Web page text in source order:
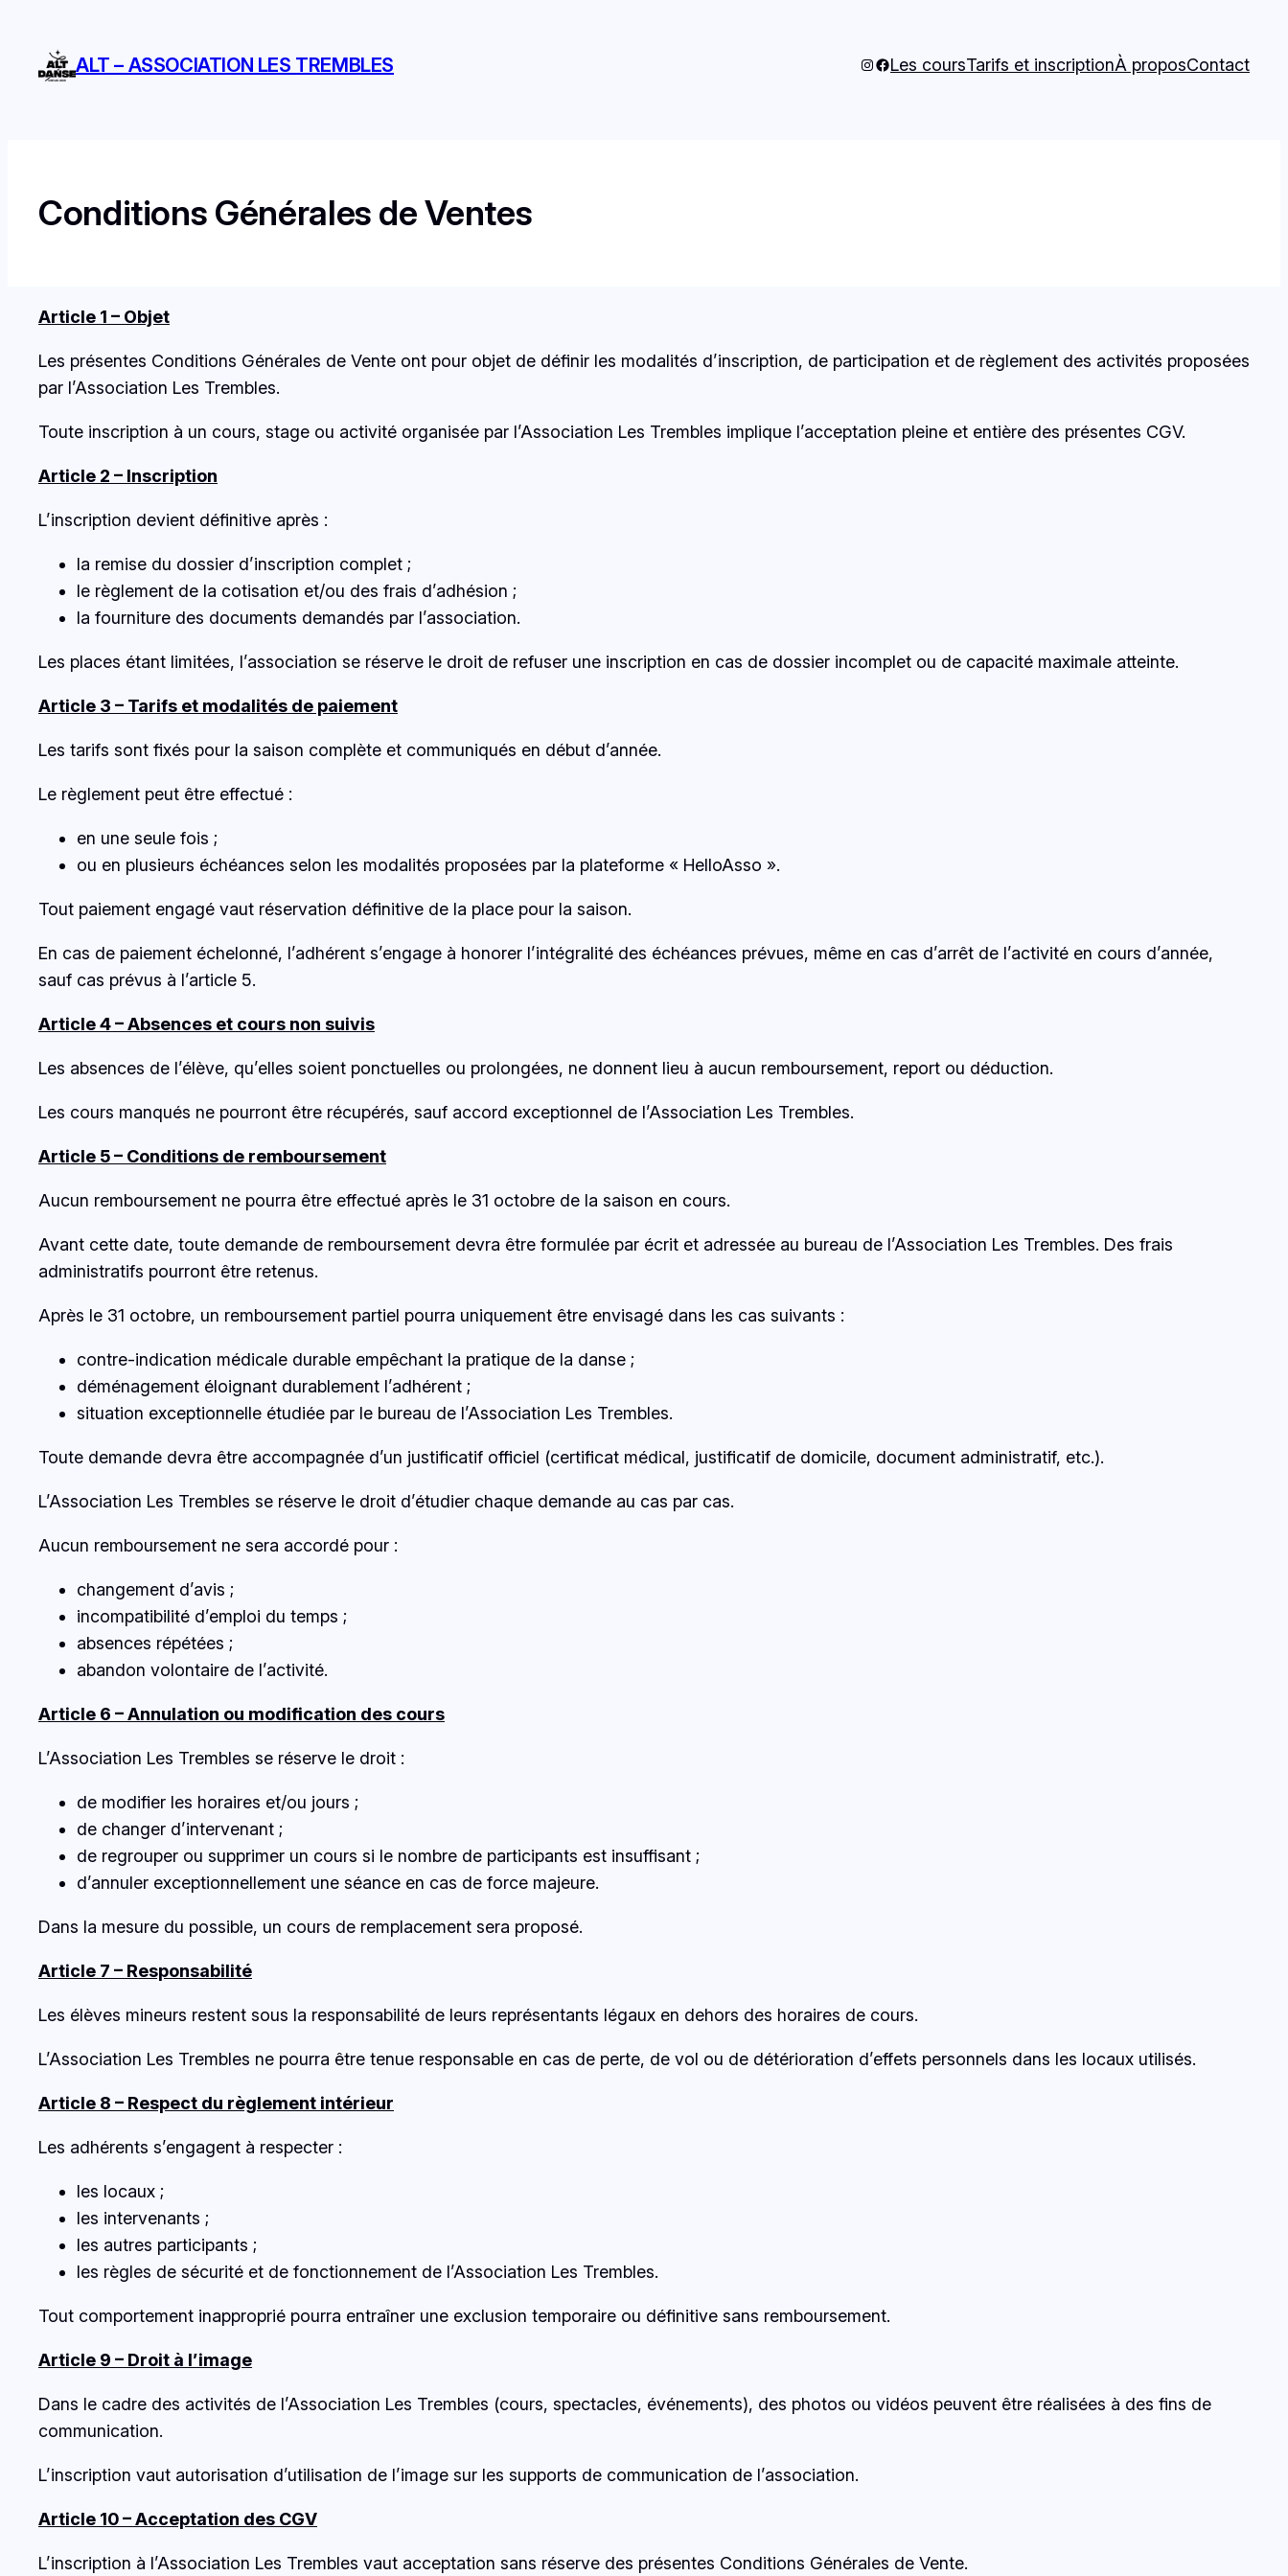
contenu ALT – ASSOCIATION LES TREMBLES Instagram
Facebook
Les coursTarifs et inscriptionÀ proposContact
Conditions Générales de Ventes
Article 1 – Objet
Les présentes Conditions Générales de Vente ont pour objet de définir les modalités d’inscription, de participation et de règlement des activités proposées
par l’Association Les Trembles.
Toute inscription à un cours, stage ou activité organisée par l’Association Les Trembles implique l’acceptation pleine et entière des présentes CGV.
Article 2 – Inscription
L’inscription devient définitive après :
la remise du dossier d’inscription complet ;
le règlement de la cotisation et/ou des frais d’adhésion ;
la fourniture des documents demandés par l’association.
Les places étant limitées, l’association se réserve le droit de refuser une inscription en cas de dossier incomplet ou de capacité maximale atteinte.
Article 3 – Tarifs et modalités de paiement
Les tarifs sont fixés pour la saison complète et communiqués en début d’année.
Le règlement peut être effectué :
en une seule fois ;
ou en plusieurs échéances selon les modalités proposées par la plateforme « HelloAsso ».
Tout paiement engagé vaut réservation définitive de la place pour la saison.
En cas de paiement échelonné, l’adhérent s’engage à honorer l’intégralité des échéances prévues, même en cas d’arrêt de l’activité en cours d’année,
sauf cas prévus à l’article 5.
Article 4 – Absences et cours non suivis
Les absences de l’élève, qu’elles soient ponctuelles ou prolongées, ne donnent lieu à aucun remboursement, report ou déduction.
Les cours manqués ne pourront être récupérés, sauf accord exceptionnel de l’Association Les Trembles.
Article 5 – Conditions de remboursement
Aucun remboursement ne pourra être effectué après le 31 octobre de la saison en cours.
Avant cette date, toute demande de remboursement devra être formulée par écrit et adressée au bureau de l’Association Les Trembles. Des frais
administratifs pourront être retenus.
Après le 31 octobre, un remboursement partiel pourra uniquement être envisagé dans les cas suivants :
contre-indication médicale durable empêchant la pratique de la danse ;
déménagement éloignant durablement l’adhérent ;
situation exceptionnelle étudiée par le bureau de l’Association Les Trembles.
Toute demande devra être accompagnée d’un justificatif officiel (certificat médical, justificatif de domicile, document administratif, etc.).
L’Association Les Trembles se réserve le droit d’étudier chaque demande au cas par cas.
Aucun remboursement ne sera accordé pour :
changement d’avis ;
incompatibilité d’emploi du temps ;
absences répétées ;
abandon volontaire de l’activité.
Article 6 – Annulation ou modification des cours
L’Association Les Trembles se réserve le droit :
de modifier les horaires et/ou jours ;
de changer d’intervenant ;
de regrouper ou supprimer un cours si le nombre de participants est insuffisant ;
d’annuler exceptionnellement une séance en cas de force majeure.
Dans la mesure du possible, un cours de remplacement sera proposé.
Article 7 – Responsabilité
Les élèves mineurs restent sous la responsabilité de leurs représentants légaux en dehors des horaires de cours.
L’Association Les Trembles ne pourra être tenue responsable en cas de perte, de vol ou de détérioration d’effets personnels dans les locaux utilisés.
Article 8 – Respect du règlement intérieur
Les adhérents s’engagent à respecter :
les locaux ;
les intervenants ;
les autres participants ;
les règles de sécurité et de fonctionnement de l’Association Les Trembles.
Tout comportement inapproprié pourra entraîner une exclusion temporaire ou définitive sans remboursement.
Article 9 – Droit à l’image
Dans le cadre des activités de l’Association Les Trembles (cours, spectacles, événements), des photos ou vidéos peuvent être réalisées à des fins de
communication.
L’inscription vaut autorisation d’utilisation de l’image sur les supports de communication de l’association.
Article 10 – Acceptation des CGV
L’inscription à l’Association Les Trembles vaut acceptation sans réserve des présentes Conditions Générales de Vente.